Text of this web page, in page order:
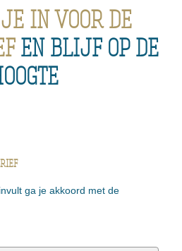
in voor de
en blijf op de
ga je akkoord met de